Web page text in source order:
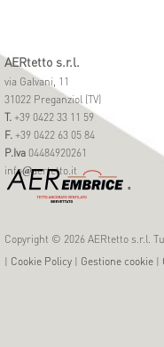
AERtetto s.r.l.
via Galvani, 11
31022 Preganziol (TV)
T. +39 0422 33 11 59
F. +39 0422 63 05 84
P.Iva 04484920261
info@aertetto.it
Copyright © 2026 AERtetto s.r.l.
| Cookie Policy | Gestione cookie |